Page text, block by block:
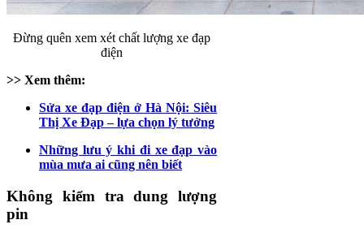
Đừng quên xem xét chất lượng xe đạp
điện
>> Xem thêm:
Sửa xe đạp điện ở Hà Nội: Siêu
Thị Xe Đạp – lựa chọn lý tưởng
Những lưu ý khi đi xe đạp vào
mùa mưa ai cũng nên biết
Không kiểm tra dung lượng
pin